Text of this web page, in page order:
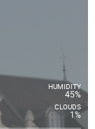
HUMIDITY
45%
CLOUDS
1%